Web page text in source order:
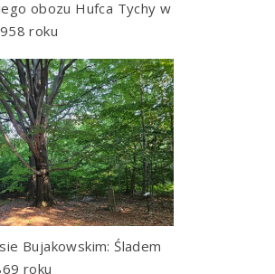
obozu Hufca Tychy w
roku
Bujakowskim: Śladem
roku